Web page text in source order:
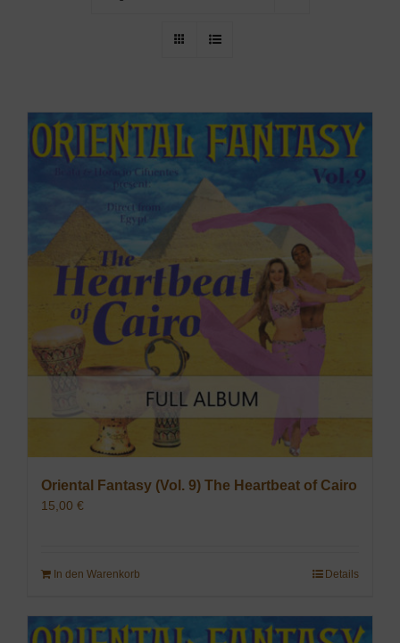
Oriental Fantasy (Vol. 9) The Heartbeat of Cairo
15,00 €
In den Warenkorb Details